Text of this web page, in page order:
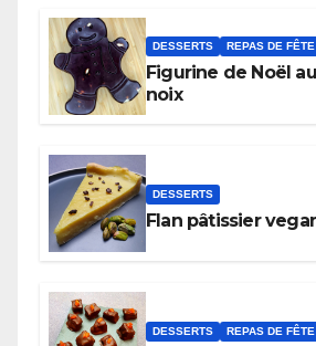
DESSERTS REPAS DE FÊTE
Figurine de Noël
noix
DESSERTS
Flan pâtissier
DESSERTS REPAS DE FÊTE